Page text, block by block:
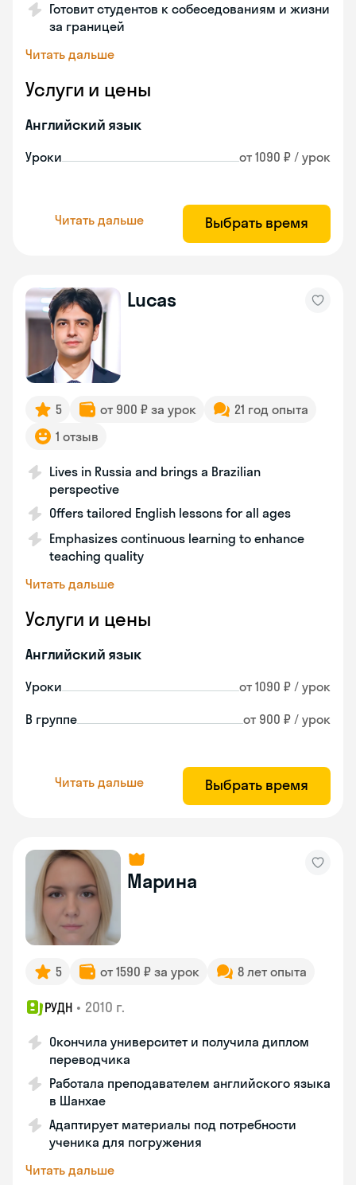
Готовит студентов к собеседованиям и жизни
за границей
Читать дальше
Услуги и цены
Английский язык
Уроки от 1090 ₽ / урок
Читать дальше Выбрать время
Lucas
5 от 900 ₽ за урок
21 год опыта
1 отзыв
Lives in Russia and brings a Brazilian
perspective
Offers tailored English lessons for all ages
Emphasizes continuous learning to enhance
teaching quality
Читать дальше
Услуги и цены
Английский язык
Уроки от 1090 ₽ / урок
В группе от 900 ₽ / урок
Читать дальше Выбрать время
Марина
5 от 1590 ₽ за урок 8 лет опыта
РУДН • 2010 г.
Окончила университет и получила диплом
переводчика
Работала преподавателем английского языка
в Шанхае
Адаптирует материалы под потребности
ученика для погружения
Читать дальше